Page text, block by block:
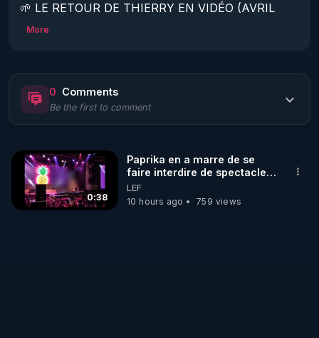
🌱 LE RETOUR DE THIERRY EN VIDÉO (AVRIL
2022)!
https://www.rgnr.fr/presentation.html
🌱 LE MAGAZINE RÉGÉNÈRE
🌱 LA BOUTIQUE DU MAGAZINE
Pour obtenir les anciens numéros que vous avez
More
0 Comments
Be the first to comment
0:38
Paprika en a marre de se
faire interdire de spectacle.
Elle décide donc de devenir
DJ !
LEF
10 hours ago
759 views